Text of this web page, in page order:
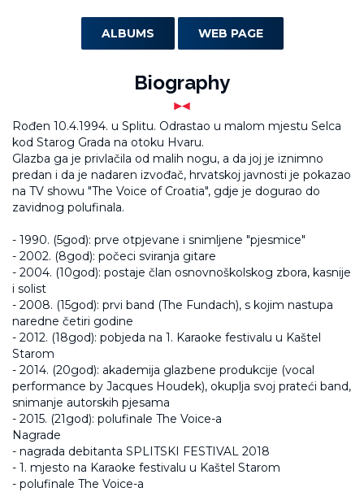
ALBUMS WEB PAGE
Biography
Rođen 10.4.1994. u Splitu. Odrastao u malom mjestu Selca
kod Starog Grada na otoku Hvaru.
Glazba ga je privlačila od malih nogu, a da joj je iznimno
predan i da je nadaren izvođač, hrvatskoj javnosti je pokazao
na TV showu "The Voice of Croatia", gdje je dogurao do
zavidnog polufinala.
- 1990. (5god): prve otpjevane i snimljene "pjesmice"
- 2002. (8god): počeci sviranja gitare
- 2004. (10god): postaje član osnovnoškolskog zbora, kasnije
i solist
- 2008. (15god): prvi band (The Fundach), s kojim nastupa
naredne četiri godine
- 2012. (18god): pobjeda na 1. Karaoke festivalu u Kaštel
Starom
- 2014. (20god): akademija glazbene produkcije (vocal
performance by Jacques Houdek), okuplja svoj prateći band,
snimanje autorskih pjesama
- 2015. (21god): polufinale The Voice-a
Nagrade
- nagrada debitanta SPLITSKI FESTIVAL 2018
- 1. mjesto na Karaoke festivalu u Kaštel Starom
- polufinale The Voice-a